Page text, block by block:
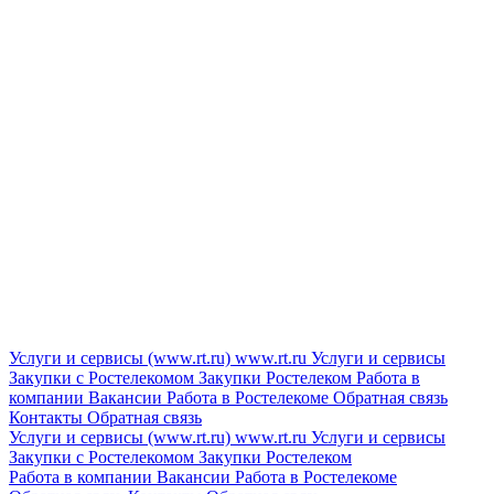
Услуги и сервисы (www.rt.ru) www.rt.ru Услуги и сервисы
Закупки с Ростелекомом Закупки Ростелеком Работа в
компании Вакансии Работа в Ростелекоме Обратная связь
Контакты Обратная связь
Услуги и сервисы (www.rt.ru) www.rt.ru Услуги и сервисы
Закупки с Ростелекомом Закупки Ростелеком
Работа в компании Вакансии Работа в Ростелекоме